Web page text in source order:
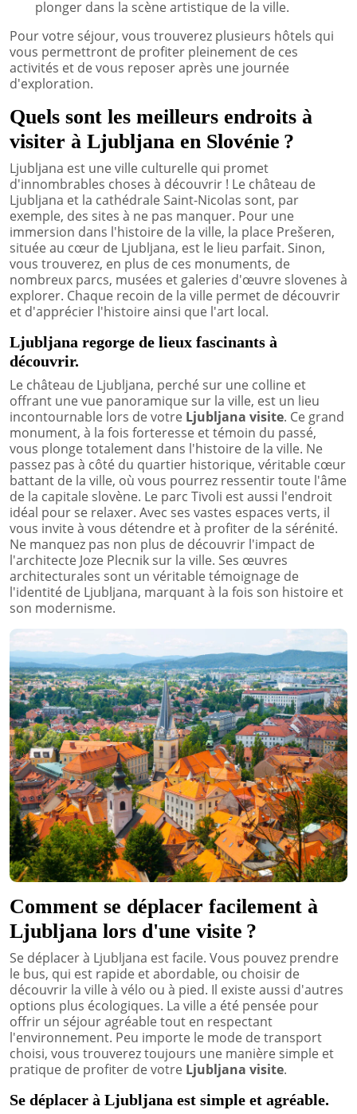
plonger dans la scène artistique de la ville.
Pour votre séjour, vous trouverez plusieurs hôtels qui
vous permettront de profiter pleinement de ces
activités et de vous reposer après une journée
d'exploration.
Quels sont les meilleurs endroits à
visiter à Ljubljana en Slovénie ?
Ljubljana est une ville culturelle qui promet
d'innombrables choses à découvrir ! Le château de
Ljubljana et la cathédrale Saint-Nicolas sont, par
exemple, des sites à ne pas manquer. Pour une
immersion dans l'histoire de la ville, la place Prešeren,
située au cœur de Ljubljana, est le lieu parfait. Sinon,
vous trouverez, en plus de ces monuments, de
nombreux parcs, musées et galeries d'œuvre slovenes à
explorer. Chaque recoin de la ville permet de découvrir
et d'apprécier l'histoire ainsi que l'art local.
Ljubljana regorge de lieux fascinants à
découvrir.
Le château de Ljubljana, perché sur une colline et
offrant une vue panoramique sur la ville, est un lieu
incontournable lors de votre Ljubljana visite. Ce grand
monument, à la fois forteresse et témoin du passé,
vous plonge totalement dans l'histoire de la ville. Ne
passez pas à côté du quartier historique, véritable cœur
battant de la ville, où vous pourrez ressentir toute l'âme
de la capitale slovène. Le parc Tivoli est aussi l'endroit
idéal pour se relaxer. Avec ses vastes espaces verts, il
vous invite à vous détendre et à profiter de la sérénité.
Ne manquez pas non plus de découvrir l'impact de
l'architecte Joze Plecnik sur la ville. Ses œuvres
architecturales sont un véritable témoignage de
l'identité de Ljubljana, marquant à la fois son histoire et
son modernisme.
Comment se déplacer facilement à
Ljubljana lors d'une visite ?
Se déplacer à Ljubljana est facile. Vous pouvez prendre
le bus, qui est rapide et abordable, ou choisir de
découvrir la ville à vélo ou à pied. Il existe aussi d'autres
options plus écologiques. La ville a été pensée pour
offrir un séjour agréable tout en respectant
l'environnement. Peu importe le mode de transport
choisi, vous trouverez toujours une manière simple et
pratique de profiter de votre Ljubljana visite.
Se déplacer à Ljubljana est simple et agréable.